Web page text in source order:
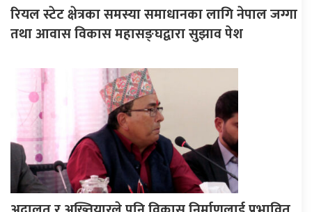
रियल स्टेट क्षेत्रका समस्या समाधानका लागि नेपाल जग्गा
तथा आवास विकास महासङ्घद्वारा सुझाव पेश